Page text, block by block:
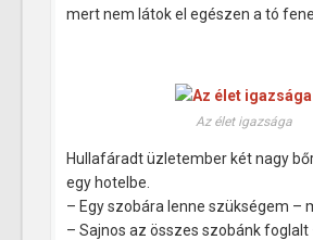
mert nem látok el egészen a tó
Az élet igazsága
Hullafáradt üzletember két nagy
egy hotelbe.
– Egy szobára lenne szükségem –
– Sajnos az összes szobánk foglalt